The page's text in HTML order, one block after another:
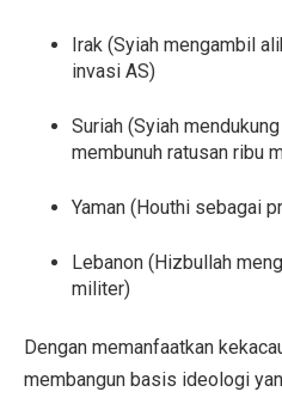
Irak (Syiah mengambil
invasi AS)
Suriah (Syiah
membunuh ratusan ribu
Yaman (Houthi sebagai
Lebanon (Hizbullah
militer)
Dengan memanfaatkan
membangun basis ideologi